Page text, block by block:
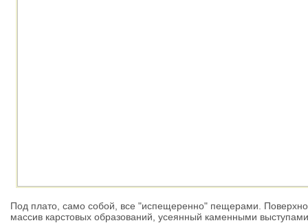
Под плато, само собой, все "испещеренно" пещерами.
массив карстовых образований, усеянный каменными